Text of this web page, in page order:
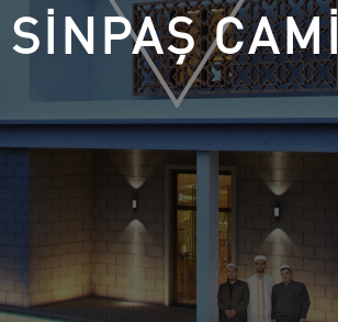
SİNPAŞ CAMİ